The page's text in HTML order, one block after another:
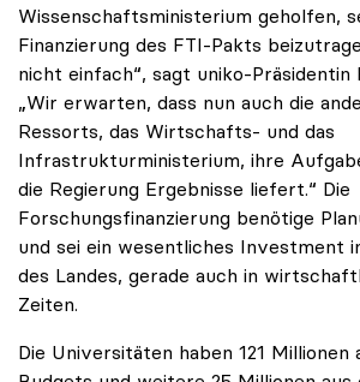
Wissenschaftsministerium geholfen,
Finanzierung des FTI-Pakts
nicht einfach“, sagt uniko-
„Wir erwarten, dass nun auch die
Ressorts, das Wirtschafts- und das
Infrastrukturministerium, ihre
die Regierung Ergebnisse liefert.“ Die
Forschungsfinanzierung benötige
und sei ein wesentliches Investment
des Landes, gerade auch in
Zeiten.
Die Universitäten haben 121 Millionen